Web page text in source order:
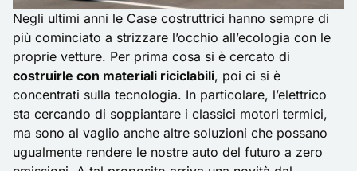
Negli ultimi anni le Case costruttrici hanno sempre di
più cominciato a strizzare l’occhio all’ecologia con le
proprie vetture. Per prima cosa si è cercato di
costruirle con materiali riciclabili, poi ci si è
concentrati sulla tecnologia. In particolare, l’elettrico
sta cercando di soppiantare i classici motori termici,
ma sono al vaglio anche altre soluzioni che possano
ugualmente rendere le nostre auto del futuro a zero